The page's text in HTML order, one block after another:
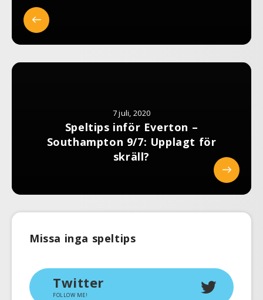
7 juli, 2020
Speltips inför Everton –
Southampton 9/7: Upplagt för
skräll?
Missa inga speltips
Twitter
FOLLOW ME!